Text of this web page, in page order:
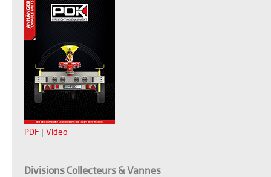
PDF | Video
Divisions Collecteurs & Vannes